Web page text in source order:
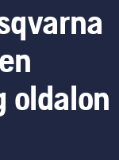
oldalon